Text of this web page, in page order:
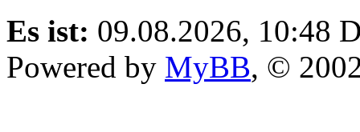
Es ist: 09.08.2026, 10:48
Powered by MyBB, ©